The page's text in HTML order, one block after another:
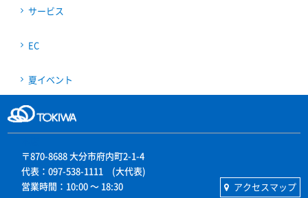
サービス
EC
夏イベント
〒870-8688 大分市府内町2-1-4
代表：097-538-1111 (大代表)
営業時間：10:00 〜 18:30
アクセスマップ